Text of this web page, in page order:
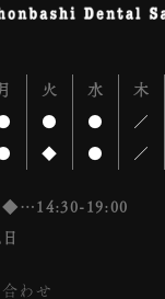
月 火 水 木
● ● ／
◆ ● ／
19:00
わせ